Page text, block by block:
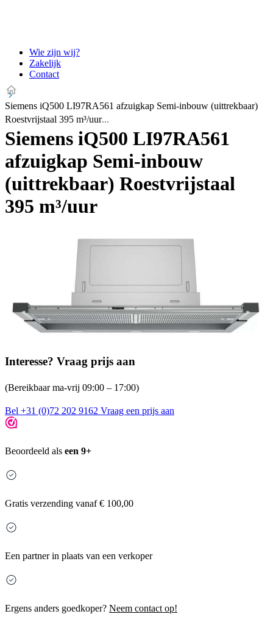
Wie zijn wij?
Zakelijk
Contact
Siemens iQ500 LI97RA561 afzuigkap Semi-inbouw (uittrekbaar)
Roestvrijstaal 395 m³/uur
Siemens iQ500 LI97RA561
afzuigkap Semi-inbouw
(uittrekbaar) Roestvrijstaal
395 m³/uur
Interesse? Vraag prijs aan
(Bereikbaar ma-vrij 09:00 – 17:00)
Bel +31 (0)72 202 9162 Vraag een prijs aan
Beoordeeld als een 9+
Gratis verzending vanaf € 100,00
Een partner in plaats van een verkoper
Ergens anders goedkoper? Neem contact op!